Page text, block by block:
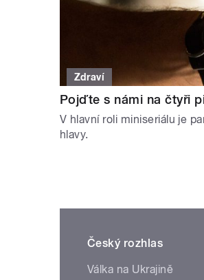
Zdraví
Pojďte s námi na čtyři
V hlavní roli miniseriálu je
hlavy.
Český rozhlas
Válka na Ukrajině